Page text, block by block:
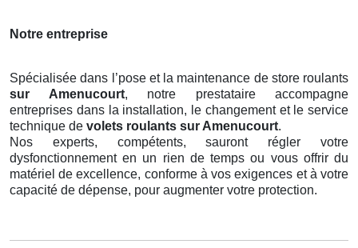
Notre entreprise
Spécialisée dans l’pose et la maintenance de store roulants
sur Amenucourt, notre prestataire accompagne
entreprises dans la installation, le changement et le service
technique de volets roulants sur Amenucourt.
Nos experts, compétents, sauront régler votre
dysfonctionnement en un rien de temps ou vous offrir du
matériel de excellence, conforme à vos exigences et à votre
capacité de dépense, pour augmenter votre protection.